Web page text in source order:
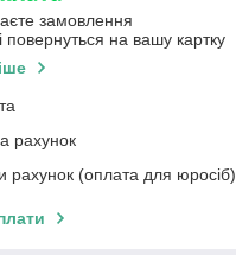
замовлення
повернуться на вашу картку
рахунок
рахунок (оплата для юросіб)